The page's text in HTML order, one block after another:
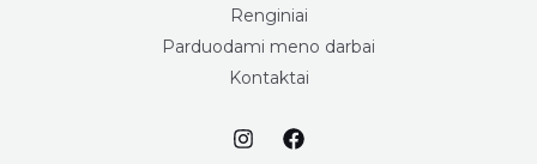
Renginiai
Parduodami meno darbai
Kontaktai